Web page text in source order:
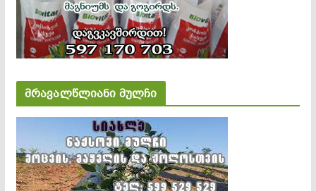
მრავალწლიანი მულჩი